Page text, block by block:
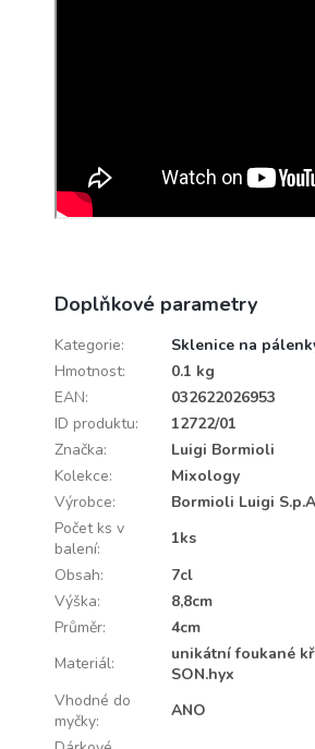
Doplňkové parametry
Kategorie:
Sklenice na
Hmotnost:
0.1 kg
EAN:
032622026953
ID produktu:
12722/01
Značka:
Luigi Bormioli
Kolekce:
Mixology
Výrobce:
Bormioli Luigi
Počet ks v
balení:
1ks
Obsah:
7cl
Výška:
8,8cm
Průměr:
4cm
Materiál:
unikátní foukané
SON.hyx
Vhodné do
myčky:
ANO